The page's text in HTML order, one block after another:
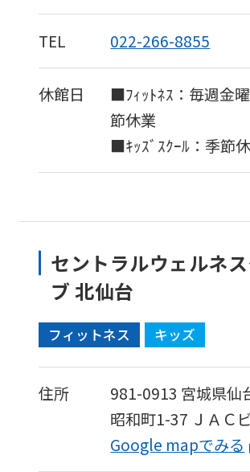
TEL 022-266-8855
休館日
■ﾌｨｯﾄﾈｽ：毎週金
節休業
■ｷｯｽﾞｽｸｰﾙ：季節
セントラルウェルネ
ブ 北仙台
フィットネス キッズ
住所 981-0913 宮城県仙
昭和町1-37 ＪＡＣ
Google mapでみる
For
Central